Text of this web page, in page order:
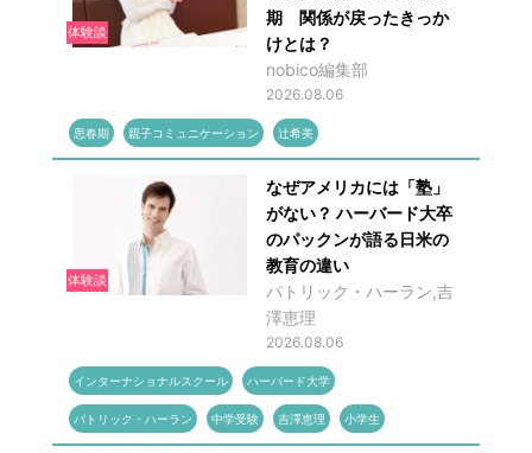
体験談
期 関係が戻ったきっか
けとは？
nobico編集部
2026.08.06
思春期 親子コミュニケーション 辻希美
体験談
なぜアメリカには「塾」
がない？ ハーバード大卒
のパックンが語る日米の
教育の違い
パトリック・ハーラン,吉
澤恵理
2026.08.06
インターナショナルスクール ハーバード大学
パトリック・ハーラン 中学受験 吉澤恵理 小学生